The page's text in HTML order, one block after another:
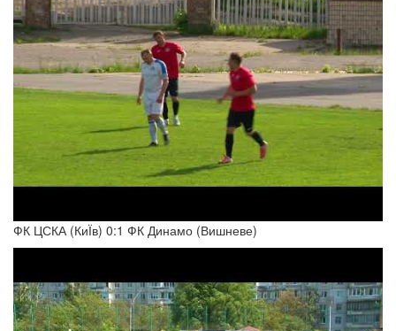
ФК ЦСКА (КиЇв) 0:1 ФК Динамо (Вишневе)